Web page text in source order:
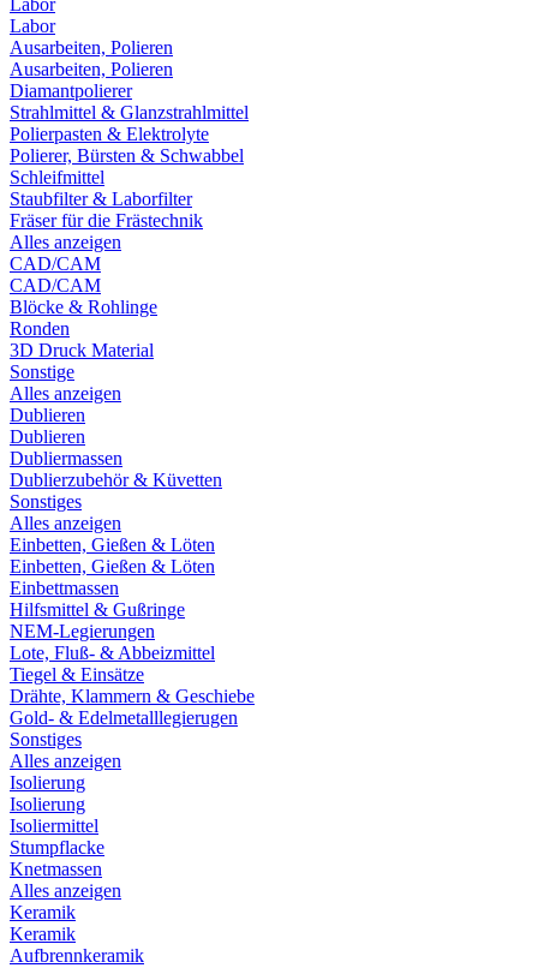
Labor
Labor
Ausarbeiten, Polieren
Ausarbeiten, Polieren
Diamantpolierer
Strahlmittel & Glanzstrahlmittel
Polierpasten & Elektrolyte
Polierer, Bürsten & Schwabbel
Schleifmittel
Staubfilter & Laborfilter
Fräser für die Frästechnik
Alles anzeigen
CAD/CAM
CAD/CAM
Blöcke & Rohlinge
Ronden
3D Druck Material
Sonstige
Alles anzeigen
Dublieren
Dublieren
Dubliermassen
Dublierzubehör & Küvetten
Sonstiges
Alles anzeigen
Einbetten, Gießen & Löten
Einbetten, Gießen & Löten
Einbettmassen
Hilfsmittel & Gußringe
NEM-Legierungen
Lote, Fluß- & Abbeizmittel
Tiegel & Einsätze
Drähte, Klammern & Geschiebe
Gold- & Edelmetalllegierugen
Sonstiges
Alles anzeigen
Isolierung
Isolierung
Isoliermittel
Stumpflacke
Knetmassen
Alles anzeigen
Keramik
Keramik
Aufbrennkeramik